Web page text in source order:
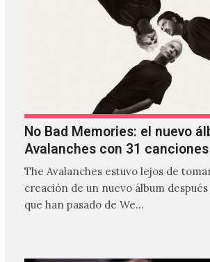
No Bad Memories: el nuevo
Avalanches con 31 canciones
The Avalanches estuvo lejos de
creación de un nuevo álbum
que han pasado de We…